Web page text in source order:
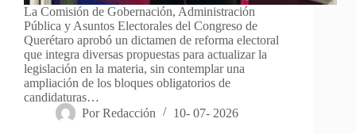
La Comisión de Gobernación, Administración
Pública y Asuntos Electorales del Congreso de
Querétaro aprobó un dictamen de reforma electoral
que integra diversas propuestas para actualizar la
legislación en la materia, sin contemplar una
ampliación de los bloques obligatorios de
candidaturas…
Por Redacción 10- 07- 2026